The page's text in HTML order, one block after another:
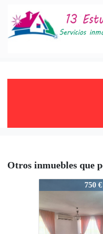
Otros inmuebles que
750 €